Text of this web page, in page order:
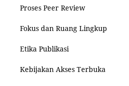
Proses Peer Review
Fokus dan Ruang Lingkup
Etika Publikasi
Kebijakan Akses Terbuka